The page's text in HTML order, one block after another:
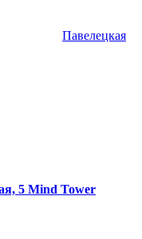
Павелецкая
5 Mind Tower